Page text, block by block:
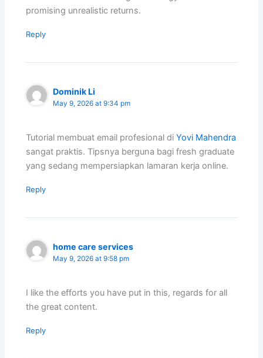
promising unrealistic returns.
Reply
Dominik Li
May 9, 2026 at 9:34 pm
Tutorial membuat email profesional diYovi Mahendra
sangat praktis. Tipsnya berguna bagi fresh graduate
yang sedang mempersiapkan lamaran kerja online.
Reply
home care services
May 9, 2026 at 9:58 pm
I like the efforts you have put in this, regards for all
the great content.
Reply